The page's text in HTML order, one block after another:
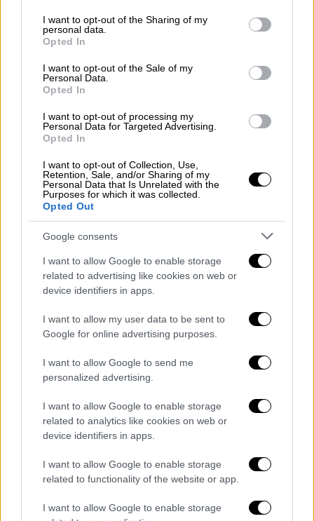
not limited to your visit or usage behaviour. You may click to
grant or deny consent to Google and its third-party tags to
use your data for below specified purposes in below Google
consent section.
I want to opt-out of the Sharing of my
personal data.
Opted In
I want to opt-out of the Sale of my
Personal Data.
Opted In
I want to opt-out of processing my
Personal Data for Targeted Advertising.
Opted In
I want to opt-out of Collection, Use,
Retention, Sale, and/or Sharing of my
Personal Data that Is Unrelated with the
Purposes for which it was collected.
Opted Out
Google consents
I want to allow Google to enable storage
related to advertising like cookies on web or
device identifiers in apps.
I want to allow my user data to be sent to
Google for online advertising purposes.
I want to allow Google to send me
personalized advertising.
I want to allow Google to enable storage
related to analytics like cookies on web or
device identifiers in apps.
I want to allow Google to enable storage
related to functionality of the website or app.
I want to allow Google to enable storage
Τεράστιες αποζημιώσεις
Τα δύο νοσοκομεία στα οποία παρείχε τις
υπηρεσίες του, το
σύστησαν πέρυσι ειδικό ταμείο για την
αποζημίωση
τον Χάντεν. Τον Δεκέμβριο επιτεύχθηκε
διακανονισμός ύψους 71,5 εκατ. δολαρίων
μεταξύ των νοσοκομείων και ομάδας 79
γυναικών, που ήταν ασθενείς του Χάντεν.
Χθες το Πανεπιστήμιο ανακοίνωσε ότι τα
δύο νοσοκομεία κατέληξαν σε διακανονισμό
με τις υπόλοιπες 147 πρώην ασθενείς.
«Λυπούμαστε βαθύτατα για την οδύνη που
υπέστησαν οι ασθενείς από τον Ρόμπερτ
Χάντεν και ελπίζουμε ότι αυτή η συμφωνία
θα προσφέρει κάποια στήριξη στις γυναίκες
στις οποίες έκανε κακό», ανέφερε το
ανακοίνωση. Σύμφωνα με το Πανεπιστήμιο, ο
Χάντεν δεν ασκεί πλέον το ιατρικό
επάγγελμα από το 2012.
ΟΛΕΣ ΟΙ ΕΙΔΗΣΕΙΣ
Ρούλα Πισπιρίγκου: Το τηλεφώνημα από